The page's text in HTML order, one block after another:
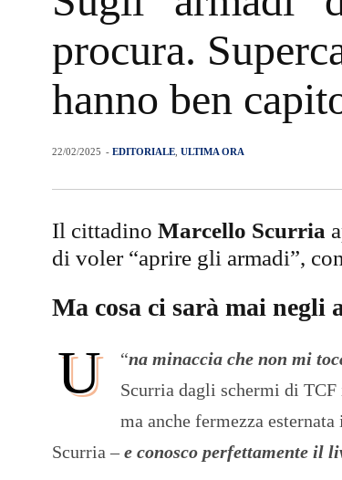
procura.
hanno ben
- EDITORIALE ULTIMA ORA
22/02/2025
Il cittadino Marcello Scurria
di voler “aprire gli armadi”,
Ma cosa ci sarà mai negli
“
U na minaccia che non mi
Scurria dagli schermi di TCF
ma anche fermezza
Scurria –e conosco perfettamente il